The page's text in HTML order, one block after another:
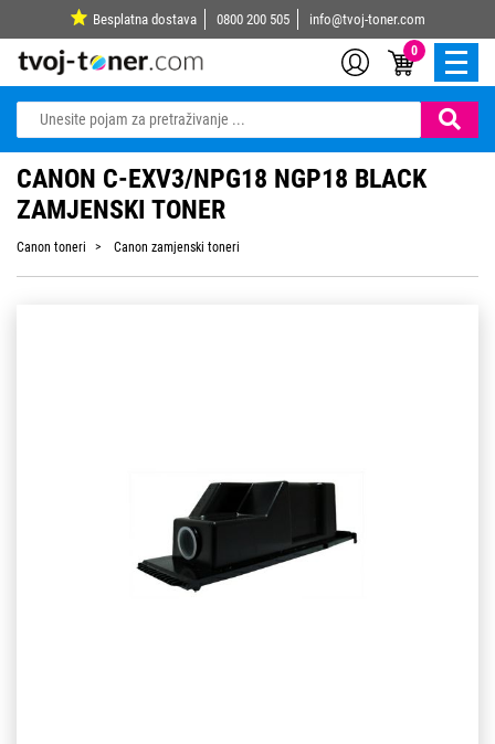
Besplatna dostava 0800 200 505 info@tvoj-toner.com
0
CANON C-EXV3/NPG18 NGP18 BLACK
ZAMJENSKI TONER
Canon toneri Canon zamjenski toneri